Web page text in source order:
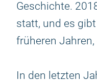
Geschichte.
statt, und es
früheren
In den letzten